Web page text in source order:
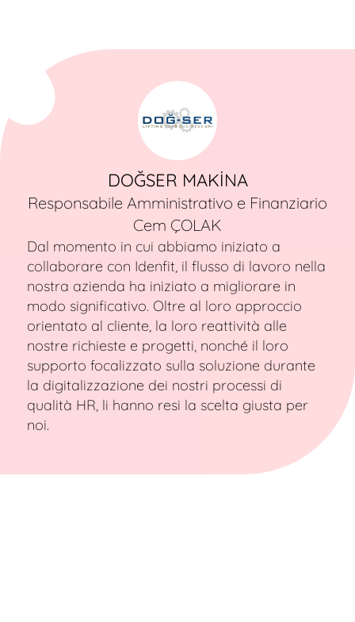
DOĞSER MAKİNA
Responsabile Amministrativo e Finanziario
Cem ÇOLAK
Dal momento in cui abbiamo iniziato a
collaborare con Idenfit, il flusso di lavoro nella
nostra azienda ha iniziato a migliorare in
modo significativo. Oltre al loro approccio
orientato al cliente, la loro reattività alle
nostre richieste e progetti, nonché il loro
supporto focalizzato sulla soluzione durante
la digitalizzazione dei nostri processi di
qualità HR, li hanno resi la scelta giusta per
noi.